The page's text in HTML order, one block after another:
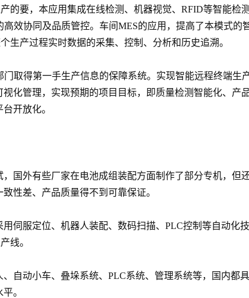
的要，本应用集成在线检测、机器视觉、RFID等智能检
效协同及品质管控。车间MES的应用，提高了本模式
生产过程实时数据的采集、控制、分析和历史追溯。
取得第一手生产信息的保障系统。实现智能远程终端
化管理，实现预期的项目目标，即质量检测智能化、
开放化。
国外有些厂家在电池成组装配方面制作了部分专机，
性差、产品质量得不到可靠保证。
伺服定位、机器人装配、数码扫描、PLC控制等自动化
线。
自动小车、叠垛系统、PLC系统、管理系统等，国内都
。